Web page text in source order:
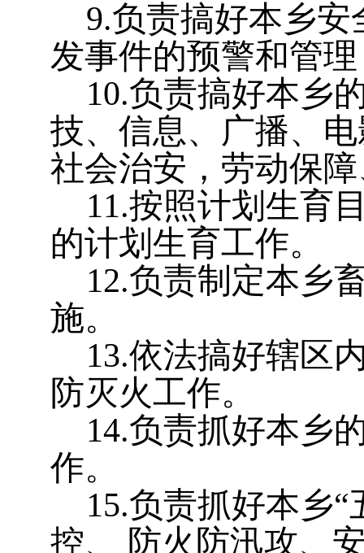
9.负责搞好本乡安
发事件的预警和管
10.负责搞好本乡
技、信息、广播、
社会治安，劳动保
11.按照计划生育
的计划生育工作。
12.负责制定本乡
施。
13.依法搞好辖区
防灭火工作。
14.负责抓好本乡
作。
15.负责抓好本乡“
控、 防火防汛攻、